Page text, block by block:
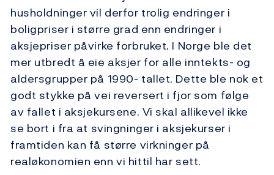
husholdninger vil derfor trolig endringer i
boligpriser i større grad enn endringer i
aksjepriser påvirke forbruket. I Norge ble det
mer utbredt å eie aksjer for alle inntekts- og
aldersgrupper på 1990- tallet. Dette ble nok et
godt stykke på vei reversert i fjor som følge
av fallet i aksjekursene. Vi skal allikevel ikke
se bort i fra at svingninger i aksjekurser i
framtiden kan få større virkninger på
realøkonomien enn vi hittil har sett.